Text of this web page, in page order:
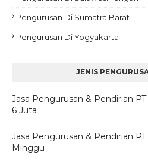
Pengurusan Di Sumatra Barat
Pengurusan Di Yogyakarta
JENIS
Jasa Pengurusan & Pendirian
6 Juta
Jasa Pengurusan & Pendirian
Minggu